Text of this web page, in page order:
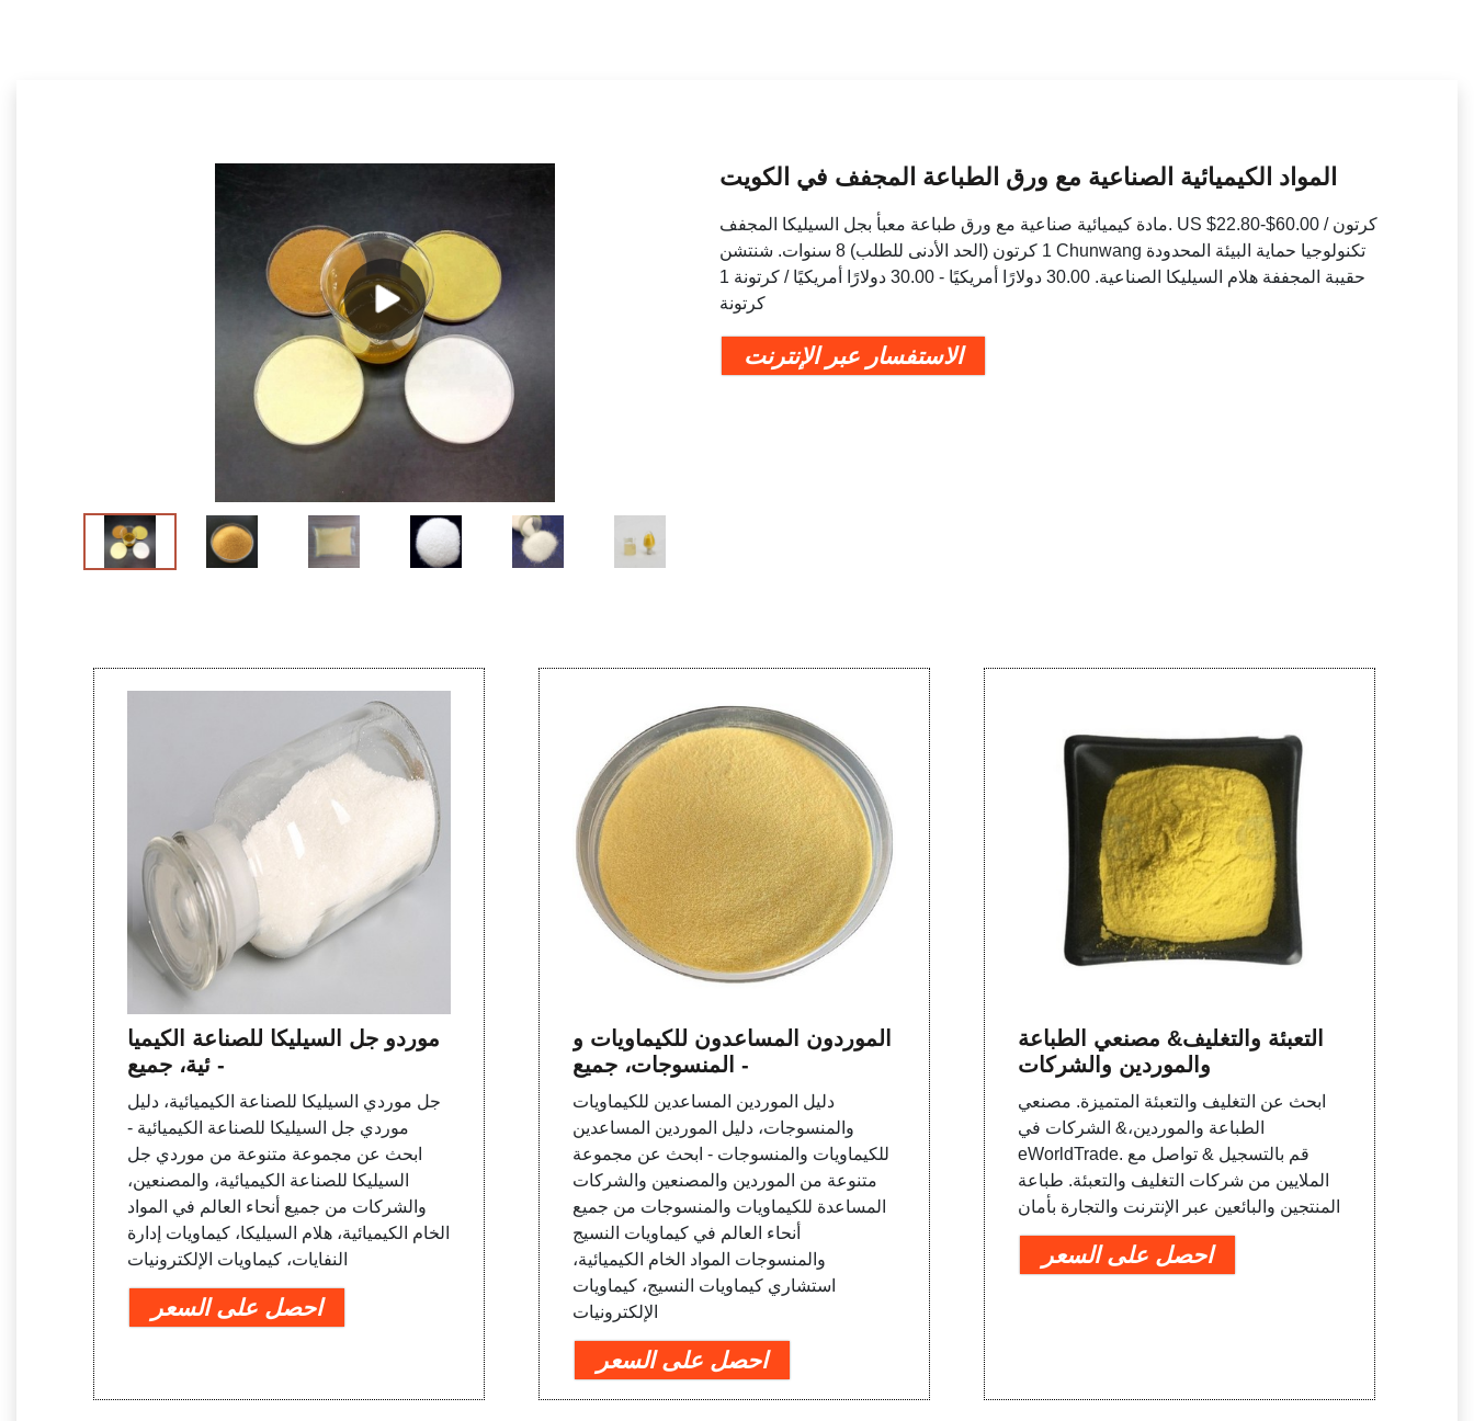
المواد الكيميائية الصناعية مع ورق الطباعة المجفف في الكويت
مادة كيميائية صناعية مع ورق طباعة معبأ بجل السيليكا المجفف. US $22.80-$60.00 / كرتون
1 كرتون (الحد الأدنى للطلب) 8 سنوات. شنتشن Chunwang تكنولوجيا حماية البيئة المحدودة
حقيبة المجففة هلام السيليكا الصناعية. 30.00 دولارًا أمريكيًا - 30.00 دولارًا أمريكيًا / كرتونة 1
كرتونة
الاستفسار عبر الإنترنت
موردو جل السيليكا للصناعة الكيميا
ئية، جميع -
جل موردي السيليكا للصناعة الكيميائية، دليل
موردي جل السيليكا للصناعة الكيميائية -
ابحث عن مجموعة متنوعة من موردي جل
السيليكا للصناعة الكيميائية، والمصنعين،
والشركات من جميع أنحاء العالم في المواد
الخام الكيميائية، هلام السيليكا، كيماويات إدارة
النفايات، كيماويات الإلكترونيات
احصل على السعر
الموردون المساعدون للكيماويات و
المنسوجات، جميع -
دليل الموردين المساعدين للكيماويات
والمنسوجات، دليل الموردين المساعدين
للكيماويات والمنسوجات - ابحث عن مجموعة
متنوعة من الموردين والمصنعين والشركات
المساعدة للكيماويات والمنسوجات من جميع
أنحاء العالم في كيماويات النسيج
والمنسوجات المواد الخام الكيميائية،
استشاري كيماويات النسيج، كيماويات
الإلكترونيات
احصل على السعر
التعبئة والتغليف& مصنعي الطباعة
والموردين والشركات
ابحث عن التغليف والتعبئة المتميزة. مصنعي
الطباعة والموردين،& الشركات في
eWorldTrade. قم بالتسجيل & تواصل مع
الملايين من شركات التغليف والتعبئة. طباعة
المنتجين والبائعين عبر الإنترنت والتجارة بأمان
احصل على السعر